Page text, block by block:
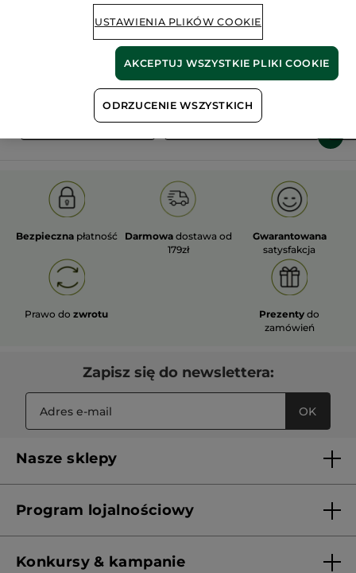
roślinne
pól organicznych
Pokaż więcej
OLD PRODUCT LINE LES DEODORANTS NAT.
Bezpieczna płatność Darmowa dostawa od
179zł
Gwarantowana
satysfakcja
Prawo dozwrotu Prezenty do
zamówień
Zapisz się do newslettera:
OK
Nasze sklepy
Franczyza
Program lojalnościowy
Konkursy & kampanie
USTAWIENIA PLIKÓW COOKIE
ODRZUCENIE WSZYSTKICH
AKCEPTUJ WSZYSTKIE PLIKI COOKIE